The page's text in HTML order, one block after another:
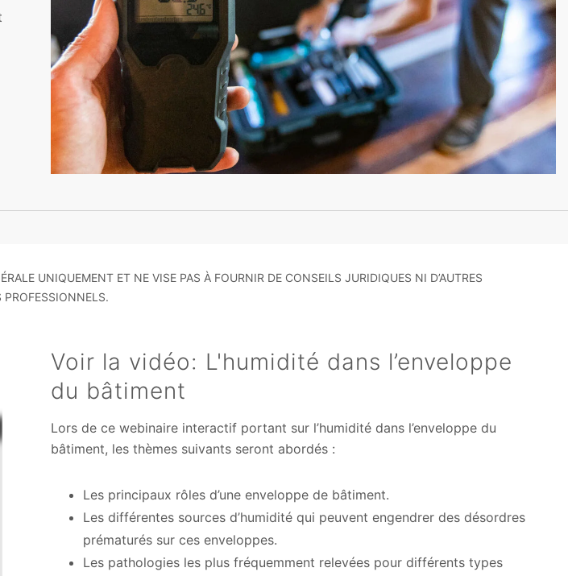
UNIQUEMENT ET NE VISE PAS À FOURNIR DE CONSEILS JURIDIQUES NI D’AUTRES
PROFESSIONNELS.
Voir la vidéo: L'humidité dans l’enveloppe
du bâtiment
Lors de ce webinaire interactif portant sur l’humidité dans l’enveloppe du
bâtiment, les thèmes suivants seront abordés :
Les principaux rôles d’une enveloppe de bâtiment.
Les différentes sources d’humidité qui peuvent engendrer des désordres
prématurés sur ces enveloppes.
Les pathologies les plus fréquemment relevées pour différents types